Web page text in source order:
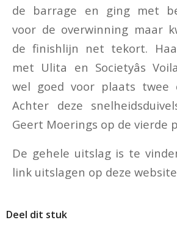
de barrage en ging met
voor de overwinning maar
de finishlijn net tekort.
met Ulita en Societyâs
wel goed voor plaats twee
Achter deze
Geert Moerings op de vierde
De gehele uitslag is te
link uitslagen op deze
Deel dit stuk